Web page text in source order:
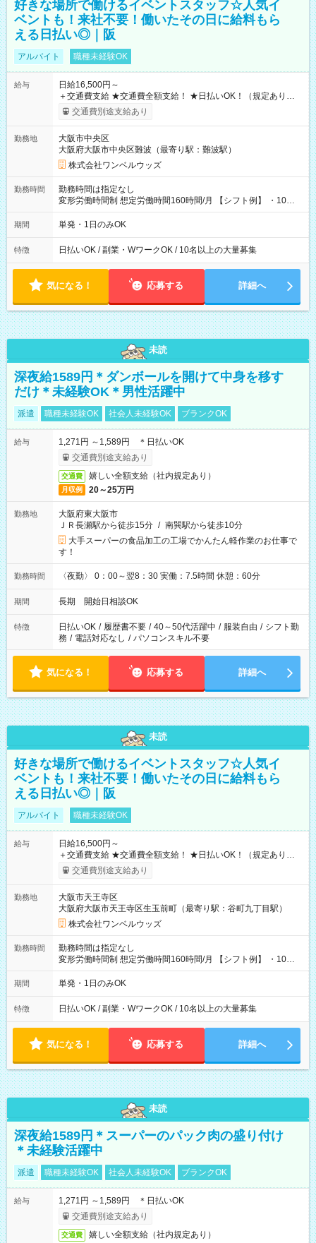
好きな場所で働けるイベントスタッフ☆人気イ
ベントも！来社不要！働いたその日に給料もら
える日払い◎｜阪
アルバイト 職種未経験OK
給与
日給16,500円～
＋交通費支給 ★交通費全額支給！ ★日払いOK！（規定あり） ┗
働いたその日に現金GET♪ お仕事後はコンビニATMから 日払
交通費別途支給あり
勤務地
大阪市中央区
大阪府大阪市中央区難波（最寄り駅：難波駅）
株式会社ワンベルウッズ
勤務時間
勤務時間は指定なし
変形労働時間制 想定労働時間160時間/月 【シフト例】 ・10：
00～20：00
期間 単発・1日のみOK
特徴 日払いOK / 副業・WワークOK / 10名以上の大量募集
気になる！ 応募する 詳細へ
未読
深夜給1589円＊ダンボールを開けて中身を移す
だけ＊未経験OK＊男性活躍中
派遣 職種未経験OK 社会人未経験OK ブランクOK
給与
1,271円 ～1,589円 ＊日払いOK
交通費別途支給あり
交通費 嬉しい全額支給（社内規定あり）
月収例 20～25万円
勤務地
大阪府東大阪市
ＪＲ長瀬駅から徒歩15分 / 南巽駅から徒歩10分
大手スーパーの食品加工の工場でかんたん軽作業のお仕事で
す！
勤務時間 〈夜勤〉 0：00～翌8：30 実働：7.5時間 休憩：60分
期間 長期 開始日相談OK
特徴 日払いOK / 履歴書不要 / 40～50代活躍中 / 服装自由 / シフト勤
務 / 電話対応なし / パソコンスキル不要
気になる！ 応募する 詳細へ
未読
好きな場所で働けるイベントスタッフ☆人気イ
ベントも！来社不要！働いたその日に給料もら
える日払い◎｜阪
アルバイト 職種未経験OK
給与
日給16,500円～
＋交通費支給 ★交通費全額支給！ ★日払いOK！（規定あり） ┗
働いたその日に現金GET♪ お仕事後はコンビニATMから 日払
交通費別途支給あり
勤務地
大阪市天王寺区
大阪府大阪市天王寺区生玉前町（最寄り駅：谷町九丁目駅）
株式会社ワンベルウッズ
勤務時間
勤務時間は指定なし
変形労働時間制 想定労働時間160時間/月 【シフト例】 ・10：
00～20：00
期間 単発・1日のみOK
特徴 日払いOK / 副業・WワークOK / 10名以上の大量募集
気になる！ 応募する 詳細へ
未読
深夜給1589円＊スーパーのパック肉の盛り付け
＊未経験活躍中
派遣 職種未経験OK 社会人未経験OK ブランクOK
給与
1,271円 ～1,589円 ＊日払いOK
交通費別途支給あり
交通費 嬉しい全額支給（社内規定あり）